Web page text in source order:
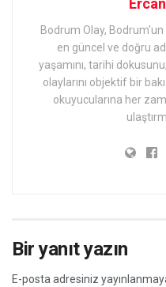
Bodrum Olay,
en güncel ve doğru
yaşamını, tarihi
olaylarını objektif bir
okuyucularına her
Bir yanıt yazın
E-posta adresiniz